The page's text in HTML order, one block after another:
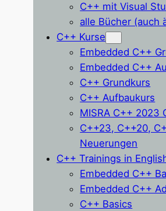
C++ mit Visual
alle Bücher (auch
C++ Kurse
Embedded C++
Embedded C++
C++ Grundkurs
C++ Aufbaukurs
MISRA C++ 2023
C++23, C++20,
Neuerungen
C++ Trainings in
Embedded C++
Embedded C++
C++ Basics